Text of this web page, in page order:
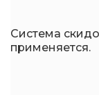
Система
применяется.